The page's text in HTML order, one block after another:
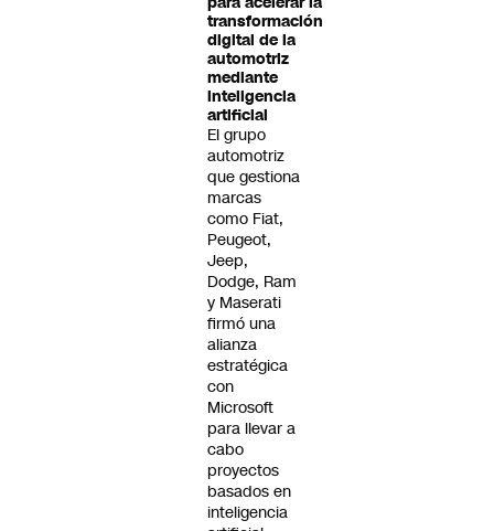
transformación
digital de la
automotriz
mediante
inteligencia
artificial
El grupo
automotriz
que gestiona
marcas
como Fiat,
Peugeot,
Jeep,
Dodge, Ram
y Maserati
firmó una
alianza
estratégica
con
Microsoft
para llevar a
cabo
proyectos
basados en
inteligencia